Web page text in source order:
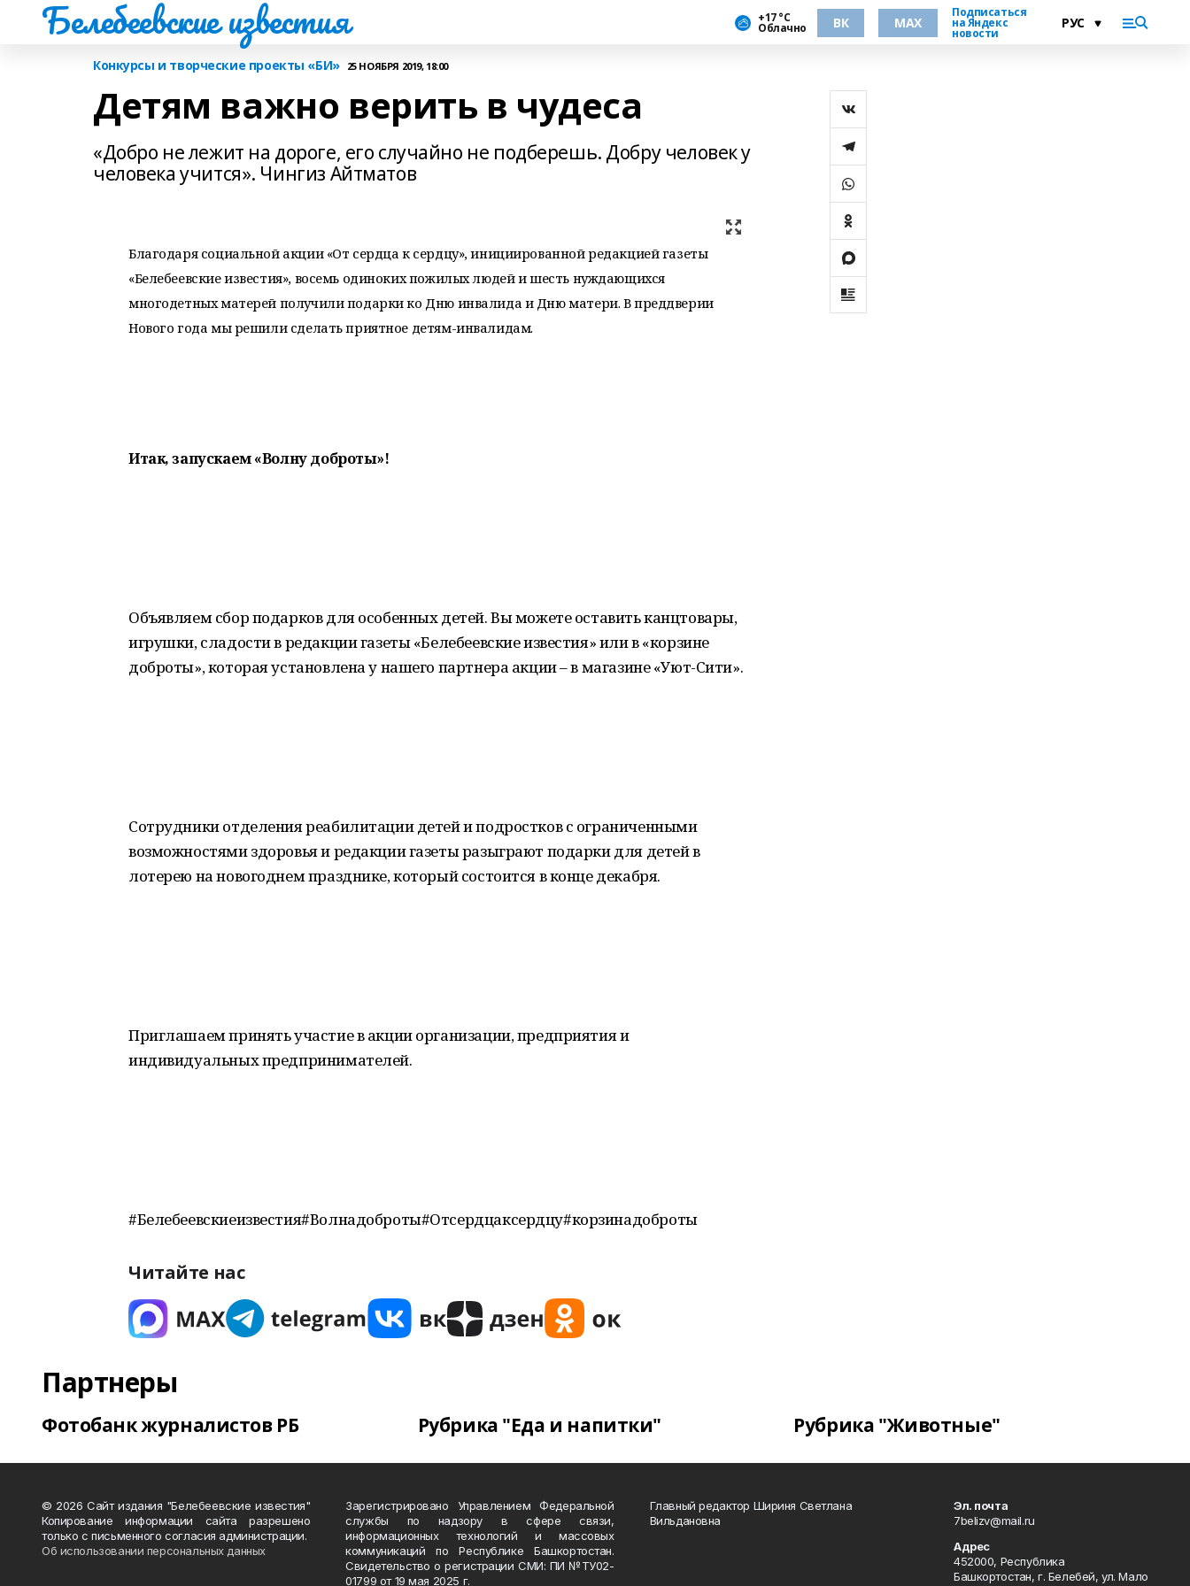
Белебеевские известия +17 °С
Облачно ВК MAX
Подписаться
на Яндекс
новости
Конкурсы и творческие проекты «БИ» 25 НОЯБРЯ 2019, 18:00
Детям важно верить в чудеса
«Добро не лежит на дороге, его случайно не подберешь. Добру человек у
человека учится». Чингиз Айтматов
Благодаря социальной акции «От сердца к сердцу», инициированной редакцией газеты
«Белебеевские известия», восемь одиноких пожилых людей и шесть нуждающихся
многодетных матерей получили подарки ко Дню инвалида и Дню матери. В преддверии
Нового года мы решили сделать приятное детям-инвалидам.
Итак, запускаем «Волну доброты»!
Объявляем сбор подарков для особенных детей. Вы можете оставить канцтовары,
игрушки, сладости в редакции газеты «Белебеевские известия» или в «корзине
доброты», которая установлена у нашего партнера акции – в магазине «Уют-Сити».
Сотрудники отделения реабилитации детей и подростков с ограниченными
возможностями здоровья и редакции газеты разыграют подарки для детей в
лотерею на новогоднем празднике, который состоится в конце декабря.
Приглашаем принять участие в акции организации, предприятия и
индивидуальных предпринимателей.
#Белебеевскиеизвестия#Волнадоброты#Отсердцаксердцу#корзинадоброты
Читайте нас
Партнеры
Фотобанк журналистов РБ Рубрика "Еда и напитки" Рубрика "Животные"
© 2026 Сайт издания "Белебеевские известия"
Копирование информации сайта разрешено
только с письменного согласия администрации.
Об использовании персональных данных
Зарегистрировано Управлением Федеральной
службы по надзору в сфере связи,
информационных технологий и массовых
коммуникаций по Республике Башкортостан.
Свидетельство о регистрации СМИ: ПИ №ТУ02-
01799 от 19 мая 2025 г.
Главный редактор Шириня Светлана
Вильдановна
Эл. почта
7belizv@mail.ru
Адрес
452000, Республика
Башкортостан, г. Белебей, ул. Мало